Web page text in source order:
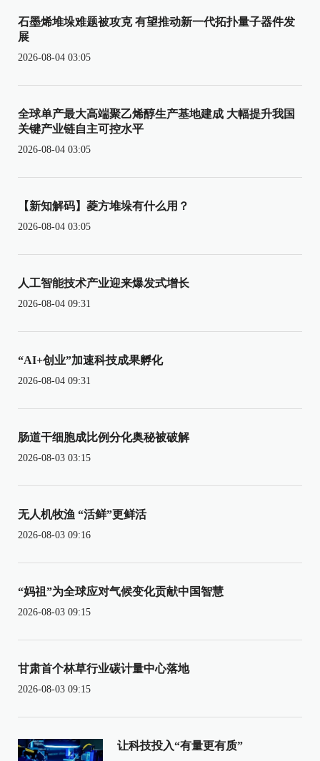
石墨烯堆垛难题被攻克 有望推动新一代拓扑量子器件发
展
2026-08-04 03:05
全球单产最大高端聚乙烯醇生产基地建成 大幅提升我国
关键产业链自主可控水平
2026-08-04 03:05
【新知解码】菱方堆垛有什么用？
2026-08-04 03:05
人工智能技术产业迎来爆发式增长
2026-08-04 09:31
“AI+创业”加速科技成果孵化
2026-08-04 09:31
肠道干细胞成比例分化奥秘被破解
2026-08-03 03:15
无人机牧渔 “活鲜”更鲜活
2026-08-03 09:16
“妈祖”为全球应对气候变化贡献中国智慧
2026-08-03 09:15
甘肃首个林草行业碳计量中心落地
2026-08-03 09:15
让科技投入“有量更有质”